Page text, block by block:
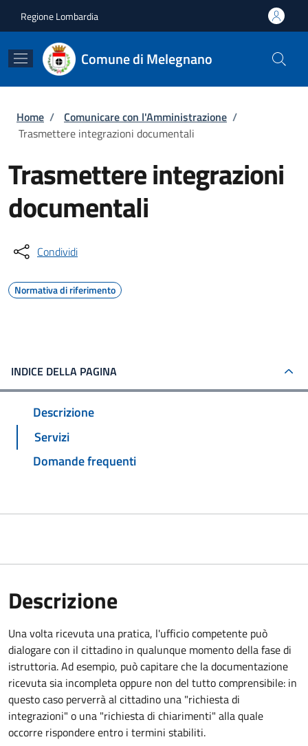
Regione Lombardia
Comune di Melegnano
Briciole di pane
Home / Comunicare con l'Amministrazione /
Trasmettere integrazioni documentali
Trasmettere integrazioni
documentali
Condividi
Normativa di riferimento
INDICE DELLA PAGINA
Descrizione
Servizi
Domande frequenti
Descrizione
Una volta ricevuta una pratica, l'ufficio competente può
dialogare con il cittadino in qualunque momento della fase di
istruttoria. Ad esempio, può capitare che la documentazione
ricevuta sia incompleta oppure non del tutto comprensibile: in
questo caso perverrà al cittadino una "richiesta di
integrazioni" o una "richiesta di chiarimenti" alla quale
occorre rispondere entro i termini stabiliti.